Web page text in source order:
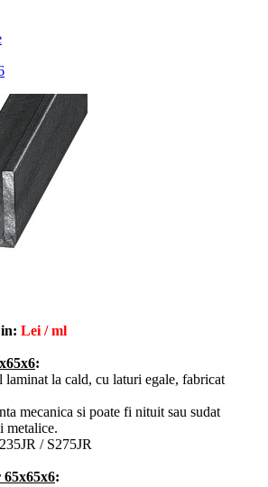
Lei / ml
:
la cald, cu laturi egale, fabricat
mecanica si poate fi nituit sau sudat
metalice.
/ S275JR
: